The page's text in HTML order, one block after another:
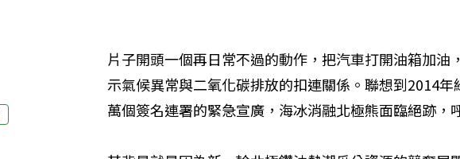
片子開頭一個再日常不過的動作，把汽車打開油箱加
示氣候異常與二氧化碳排放的扣連關係。聯想到2014
萬個簽名連署的緊急宣廣，海冰消融北極熊面臨絕跡，